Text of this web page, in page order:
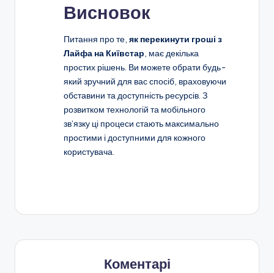
Висновок
Питання про те, як перекинути гроші з
Лайфа на Київстар, має декілька
простих рішень. Ви можете обрати будь-
який зручний для вас спосіб, враховуючи
обставини та доступність ресурсів. З
розвитком технологій та мобільного
зв’язку ці процеси стають максимально
простими і доступними для кожного
користувача.
Коментарі